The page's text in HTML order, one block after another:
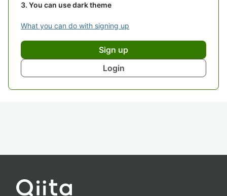
You can use dark theme
What you can do with signing up
Sign up
Login